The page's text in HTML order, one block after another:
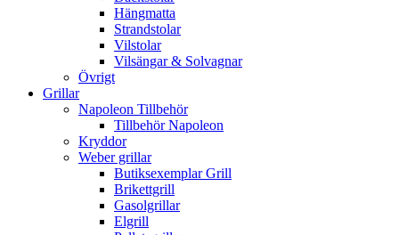
Hängmatta
Strandstolar
Vilstolar
Vilsängar & Solvagnar
Övrigt
Grillar
Napoleon Tillbehör
Tillbehör Napoleon
Kryddor
Weber grillar
Butiksexemplar Grill
Brikettgrill
Gasolgrillar
Elgrill